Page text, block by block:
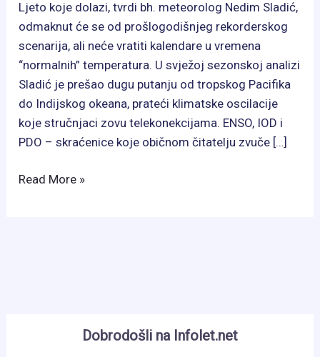
Ljeto koje dolazi, tvrdi bh. meteorolog Nedim Sladić,
odmaknut će se od prošlogodišnjeg rekorderskog
scenarija, ali neće vratiti kalendare u vremena
“normalnih” temperatura. U svježoj sezonskoj analizi
Sladić je prešao dugu putanju od tropskog Pacifika
do Indijskog okeana, prateći klimatske oscilacije
koje stručnjaci zovu telekonekcijama. ENSO, IOD i
PDO – skraćenice koje običnom čitatelju zvuče […]
Nedim
Read More »
Dobrodošli na Infolet.net